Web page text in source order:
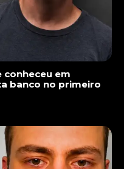
conheceu em
banco no primeiro